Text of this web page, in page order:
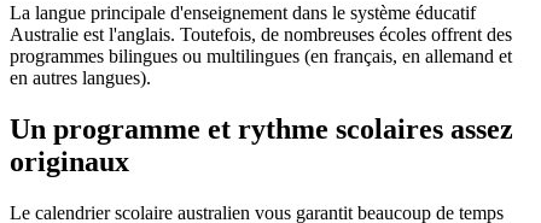
La langue principale d'enseignement dans le système éducatif
Australie est l'anglais. Toutefois, de nombreuses écoles offrent des
programmes bilingues ou multilingues (en français, en allemand et
en autres langues).
Un programme et rythme scolaires assez
originaux
Le calendrier scolaire australien vous garantit beaucoup de temps